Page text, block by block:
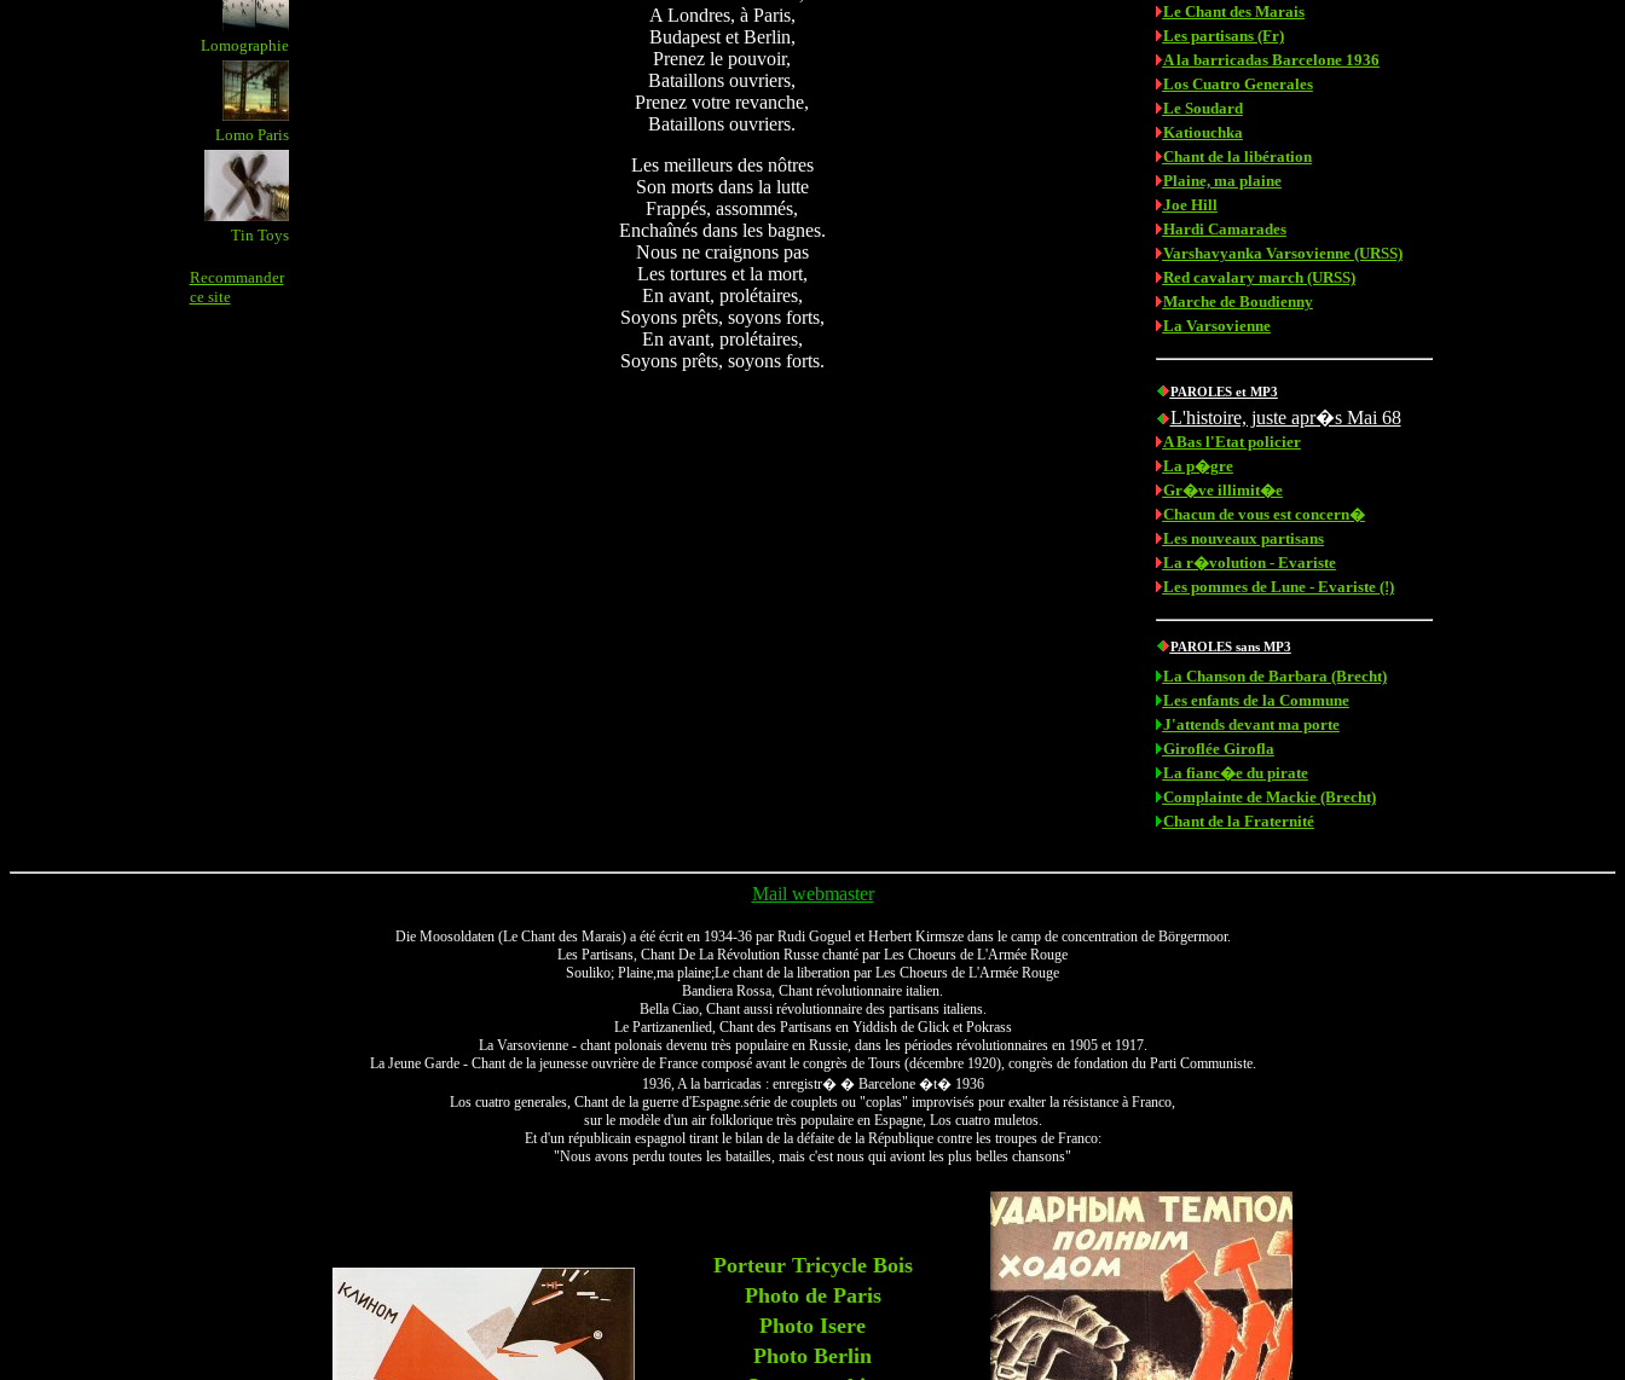
Lomographie
Lomo Paris
Tin Toys
Recommander
ce site
A Londres, à Paris,
Budapest et Berlin,
Prenez le pouvoir,
Bataillons ouvriers,
Prenez votre revanche,
Bataillons ouvriers.
Les meilleurs des nôtres
Son morts dans la lutte
Frappés, assommés,
Enchaînés dans les bagnes.
Nous ne craignons pas
Les tortures et la mort,
En avant, prolétaires,
Soyons prêts, soyons forts,
En avant, prolétaires,
Soyons prêts, soyons forts.
Le Chant des Marais
Les partisans (Fr)
A la barricadas Barcelone 1936
Los Cuatro Generales
Le Soudard
Katiouchka
Chant de la libération
Plaine, ma plaine
Joe Hill
Hardi Camarades
Varshavyanka Varsovienne (URSS)
Red cavalary march (URSS)
Marche de Boudienny
La Varsovienne
PAROLES et MP3
L'histoire, juste apr�s Mai 68
A Bas l'Etat policier
La p�gre
Gr�ve illimit�e
Chacun de vous est concern�
Les nouveaux partisans
La r�volution - Evariste
Les pommes de Lune - Evariste (!)
PAROLES sans MP3
La Chanson de Barbara (Brecht)
Les enfants de la Commune
J'attends devant ma porte
Giroflée Girofla
La fianc�e du pirate
Complainte de Mackie (Brecht)
Chant de la Fraternité
Mail webmaster
Die Moosoldaten (Le Chant des Marais) a été écrit en 1934-36 par Rudi Goguel et Herbert Kirmsze dans le camp de concentration de Börgermoor.
Les Partisans, Chant De La Révolution Russe chanté par Les Choeurs de L'Armée Rouge
Souliko; Plaine,ma plaine;Le chant de la liberation par Les Choeurs de L'Armée Rouge
Bandiera Rossa, Chant révolutionnaire italien.
Bella Ciao, Chant aussi révolutionnaire des partisans italiens.
Le Partizanenlied, Chant des Partisans en Yiddish de Glick et Pokrass
La Varsovienne - chant polonais devenu très populaire en Russie, dans les périodes révolutionnaires en 1905 et 1917.
La Jeune Garde - Chant de la jeunesse ouvrière de France composé avant le congrès de Tours (décembre 1920), congrès de fondation du Parti Communiste.
1936, A la barricadas : enregistr� � Barcelone �t� 1936
Los cuatro generales, Chant de la guerre d'Espagne.série de couplets ou "coplas" improvisés pour exalter la résistance à Franco,
sur le modèle d'un air folklorique très populaire en Espagne, Los cuatro muletos.
Et d'un républicain espagnol tirant le bilan de la défaite de la République contre les troupes de Franco:
"Nous avons perdu toutes les batailles, mais c'est nous qui aviont les plus belles chansons"
Porteur Tricycle Bois
Photo de Paris
Photo Isere
Photo Berlin